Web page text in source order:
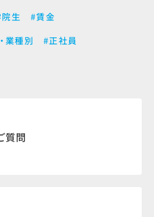
院生
#賃金
業種別 #正社員
質問